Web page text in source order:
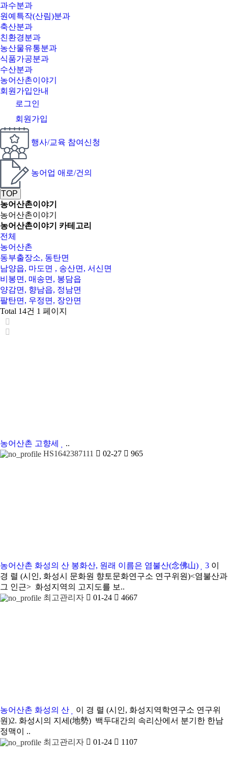
과수분과
원예특작(산림)분과
축산분과
친환경분과
농산물유통분과
식품가공분과
수산분과
농어산촌이야기
회원가입안내
로그인
회원가입
행사/교육 참여신청
농어업 애로/건의
TOP
농어산촌이야기
농어산촌이야기
농어산촌이야기 카테고리
전체
농어산촌
동부출장소, 동탄면
남양읍, 마도면 , 송산면, 서신면
비봉면, 매송면, 봉담읍
양감면, 향남읍, 정남면
팔탄면, 우정면, 장안면
Total 14건 1 페이지
농어산촌 고향세
..
HS1642387111
02-27 965
농어산촌 화성의 산 봉화산, 원래 이름은 염불산(念佛山) 3 이
경 렬 (시인, 화성시 문화원 향토문화연구소 연구위원)<염불산과
그 인근> 화성지역의 고지도를 보..
최고관리자
01-24 4667
농어산촌 화성의 산
이 경 렬 (시인, 화성지역학연구소 연구위
원)2. 화성시의 지세(地勢) 백두대간의 속리산에서 분기한 한남
정맥이 ..
최고관리자
01-24 1107